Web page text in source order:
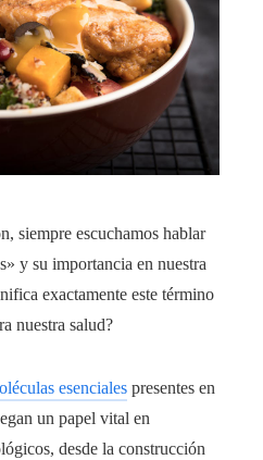
siempre escuchamos hablar
y su importancia en nuestra
exactamente este término
nuestra salud?
esenciales presentes en
un papel vital en
desde la construcción